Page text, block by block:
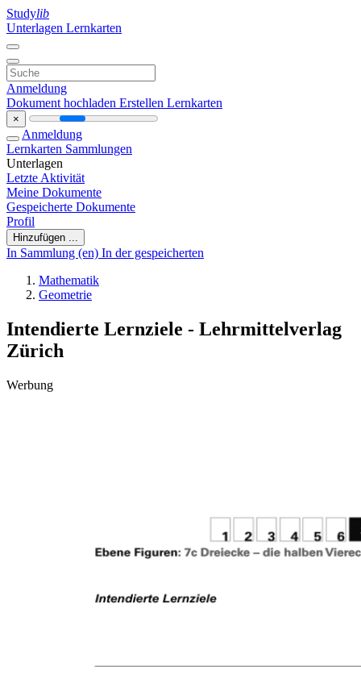
Studylib
Unterlagen Lernkarten
Anmeldung
Dokument hochladen Erstellen Lernkarten
×
Anmeldung
Lernkarten Sammlungen
Unterlagen
Letzte Aktivität
Meine Dokumente
Gespeicherte Dokumente
Profil
Hinzufügen ...
In Sammlung (en) In der gespeicherten
Mathematik
Geometrie
Intendierte Lernziele - Lehrmittelverlag
Zürich
Werbung